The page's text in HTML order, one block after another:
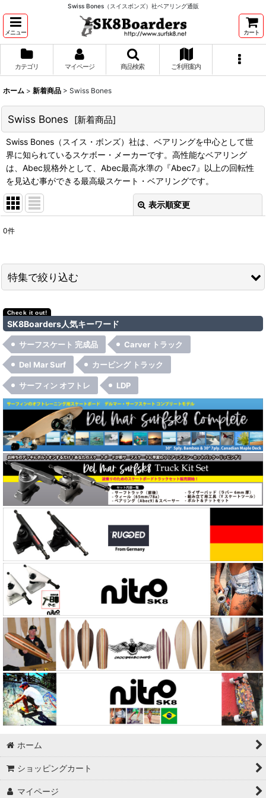
Swiss Bones（スイスボンズ）社ベアリング通販
メニュー カート
カテゴリ マイページ 商品検索 ご利用案内
ホーム > 新着商品 > Swiss Bones
Swiss Bones [新着商品]
Swiss Bones（スイス・ボンズ）社は、ベアリングを中心として世
界に知られているスケボー・メーカーです。高性能なベアリング
は、Abec規格外として、Abec最高水準の『Abec7』以上の回転性
を見込む事ができる最高級スケート・ベアリングです。
表示順変更
並び順 :
0件
特集で絞り込む
Del Mar Surfsk8
NitroSK8
Rugged Truck
Original Skateboards
Carver（カーバー）
Carver（カーバー）コンプリート
Carver（カーバー）トラック
Caver（カーバー）パーツ
Randal（ランダル）
Seismic（セイスミック）
Independent（Indy）
Soularc Skate
Surfone
Grind King
Sector9
Abec11
Kryptonics
Swiss Bones
Powell
Vinaka
SK8Boarders人気キーワード
サーフスケート 完成品 Carver トラック
Del Mar Surf カービング トラック
サーフィン オフトレ LDP
ホーム
ショッピングカート
マイページ